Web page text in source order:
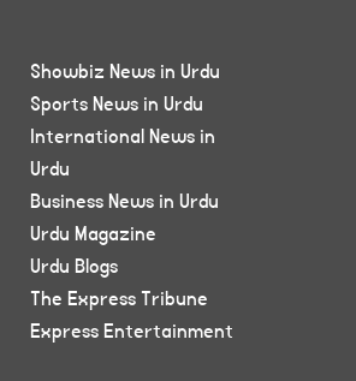
Showbiz News in Urdu
Sports News in Urdu
International News in
Urdu
Business News in Urdu
Urdu Magazine
Urdu Blogs
The Express Tribune
Express Entertainment